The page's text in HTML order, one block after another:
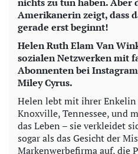
nichts zu tun haben. Aber
Amerikanerin zeigt, dass
gerade erst beginnt!
Helen Ruth Elam Van
sozialen Netzwerken mit
Abonnenten bei
Miley Cyrus.
Helen lebt mit ihrer
Knoxville, Tennessee, und
das Leben – sie verkleidet
sogar als das Gesicht der
Markenwerbefirma auf, die